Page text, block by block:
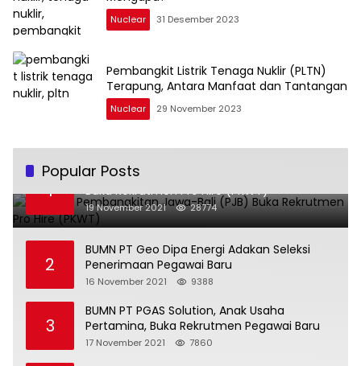
Nuclear 31 Desember 2023
Pembangkit Listrik Tenaga Nuklir (PLTN)
Terapung, Antara Manfaat dan Tantangan
Nuclear 29 November 2023
Popular Posts
1
BUMN PT Pembangkitan Jawa-Bali (PJB)
Buka Rekrutmen Pro Hire (PKWT)
19 November 2021 28774
2
BUMN PT Geo Dipa Energi Adakan Seleksi
Penerimaan Pegawai Baru
16 November 2021 9388
3
BUMN PT PGAS Solution, Anak Usaha
Pertamina, Buka Rekrutmen Pegawai Baru
17 November 2021 7860